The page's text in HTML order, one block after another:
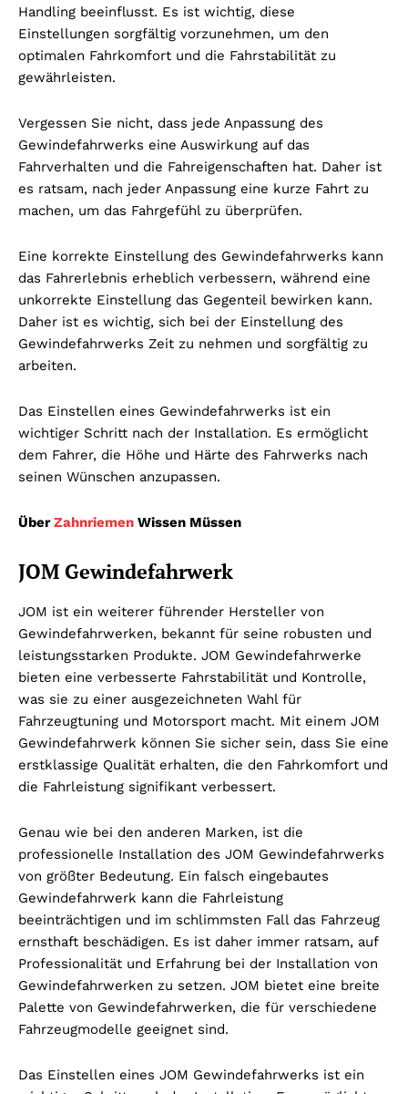
Handling beeinflusst. Es ist wichtig, diese
Einstellungen sorgfältig vorzunehmen, um den
optimalen Fahrkomfort und die Fahrstabilität zu
gewährleisten.
Vergessen Sie nicht, dass jede Anpassung des
Gewindefahrwerks eine Auswirkung auf das
Fahrverhalten und die Fahreigenschaften hat. Daher ist
es ratsam, nach jeder Anpassung eine kurze Fahrt zu
machen, um das Fahrgefühl zu überprüfen.
Eine korrekte Einstellung des Gewindefahrwerks kann
das Fahrerlebnis erheblich verbessern, während eine
unkorrekte Einstellung das Gegenteil bewirken kann.
Daher ist es wichtig, sich bei der Einstellung des
Gewindefahrwerks Zeit zu nehmen und sorgfältig zu
arbeiten.
Das Einstellen eines Gewindefahrwerks ist ein
wichtiger Schritt nach der Installation. Es ermöglicht
dem Fahrer, die Höhe und Härte des Fahrwerks nach
seinen Wünschen anzupassen.
ÜberZahnriemen Wissen Müssen
JOM Gewindefahrwerk
JOM ist ein weiterer führender Hersteller von
Gewindefahrwerken, bekannt für seine robusten und
leistungsstarken Produkte. JOM Gewindefahrwerke
bieten eine verbesserte Fahrstabilität und Kontrolle,
was sie zu einer ausgezeichneten Wahl für
Fahrzeugtuning und Motorsport macht. Mit einem JOM
Gewindefahrwerk können Sie sicher sein, dass Sie eine
erstklassige Qualität erhalten, die den Fahrkomfort und
die Fahrleistung signifikant verbessert.
Genau wie bei den anderen Marken, ist die
professionelle Installation des JOM Gewindefahrwerks
von größter Bedeutung. Ein falsch eingebautes
Gewindefahrwerk kann die Fahrleistung
beeinträchtigen und im schlimmsten Fall das Fahrzeug
ernsthaft beschädigen. Es ist daher immer ratsam, auf
Professionalität und Erfahrung bei der Installation von
Gewindefahrwerken zu setzen. JOM bietet eine breite
Palette von Gewindefahrwerken, die für verschiedene
Fahrzeugmodelle geeignet sind.
Das Einstellen eines JOM Gewindefahrwerks ist ein